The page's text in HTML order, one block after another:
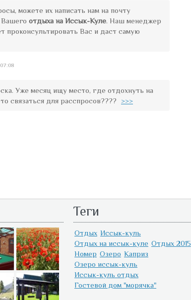
можете их написать нам на почту
отдыха на Иссык-Куле. Наш менеджер
проконсультировать Вас и даст самую
07:08
Уже месяц ищу место, где отдохнуть на
связаться для расспросов????
>>>
Теги
Отдых Иссык-куль
Отдых на иссык-куле Отдых 2015
Номер Озеро Каприз
Озеро иссык-куль
Иссык-куль отдых
Гостевой дом "морячка"